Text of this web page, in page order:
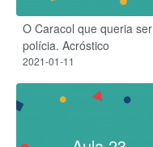
O Caracol que queria ser
polícia. Acróstico
2021-01-11